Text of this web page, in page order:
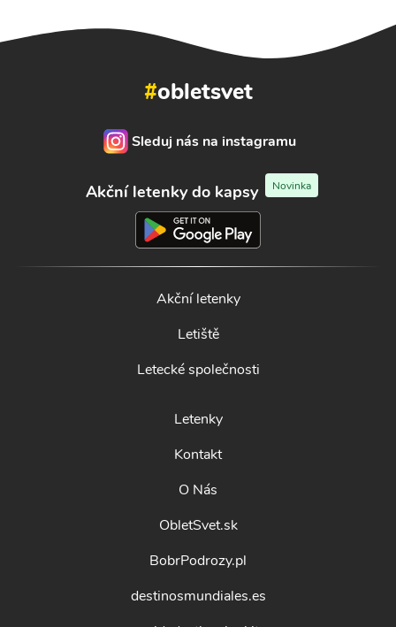
#obletsvet
Sleduj nás na instagramu
Akční letenky do kapsy Novinka
Akční letenky
Letiště
Letecké společnosti
Letenky
Kontakt
O Nás
ObletSvet.sk
BobrPodrozy.pl
destinosmundiales.es